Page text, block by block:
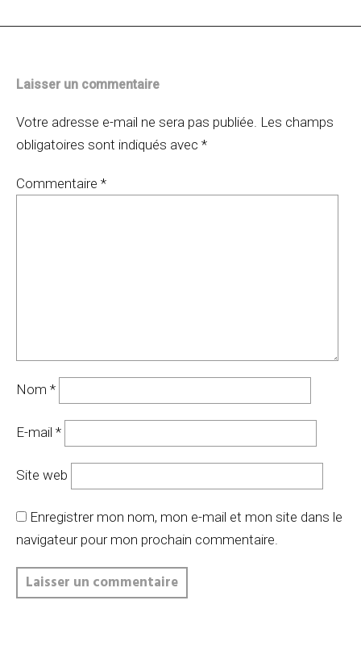
Laisser un commentaire
Votre adresse e-mail ne sera pas publiée. Les champs
obligatoires sont indiqués avec *
Commentaire *
Nom *
E-mail *
Site web
Enregistrer mon nom, mon e-mail et mon site dans le
navigateur pour mon prochain commentaire.